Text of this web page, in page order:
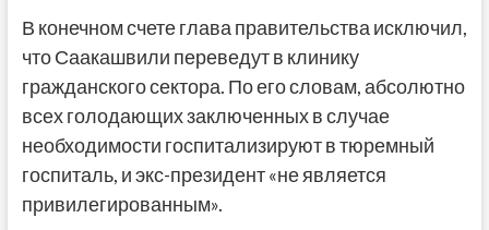
В конечном счете глава правительства исключил,
что Саакашвили переведут в клинику
гражданского сектора. По его словам, абсолютно
всех голодающих заключенных в случае
необходимости госпитализируют в тюремный
госпиталь, и экс-президент «не является
привилегированным».